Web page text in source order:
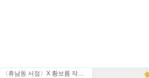
뮤지컬 〈휴남동 서점〉X 황보름 작가 북토크